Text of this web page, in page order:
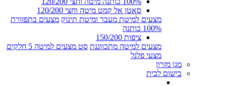
סאטן אל קמט מיטה וחצי 120/200
מצעים למיטת מעבר ומיטת תינוק מצעים בתפזורת
100% כותנה
ציפות 150/200
מצעים למיטה מתכווננת סט מצעים למיטה 5 חלקים
מצעי פלנל
מגן מזרון
בישום לבית